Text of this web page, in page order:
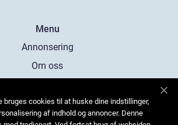
Menu
Annonsering
Om oss
Kontakta oss
Sitemap
bruges cookies til at huske dine indstillinger,
af indhold og annoncer. Denne